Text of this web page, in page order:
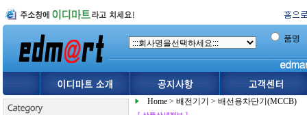
품명
Home > 배전기기 > 배선용차단기(MCCB)